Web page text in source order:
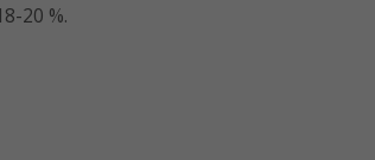
20 %.